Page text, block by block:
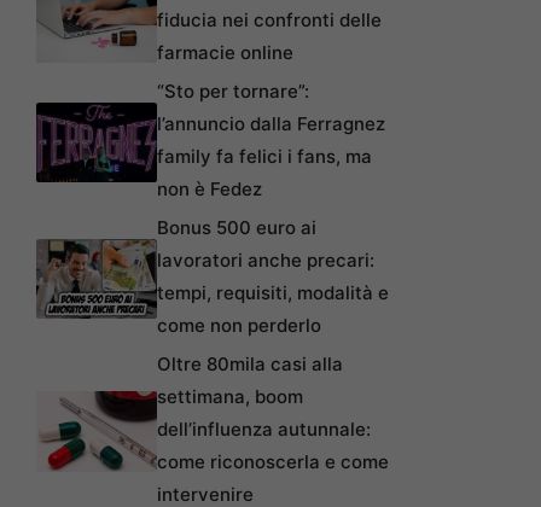
fiducia nei confronti delle
farmacie online
“Sto per tornare”:
l’annuncio dalla Ferragnez
family fa felici i fans, ma
non è Fedez
Bonus 500 euro ai
lavoratori anche precari:
tempi, requisiti, modalità e
come non perderlo
Oltre 80mila casi alla
settimana, boom
dell’influenza autunnale:
come riconoscerla e come
intervenire